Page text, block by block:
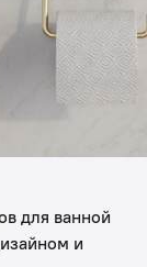
для ванной
и